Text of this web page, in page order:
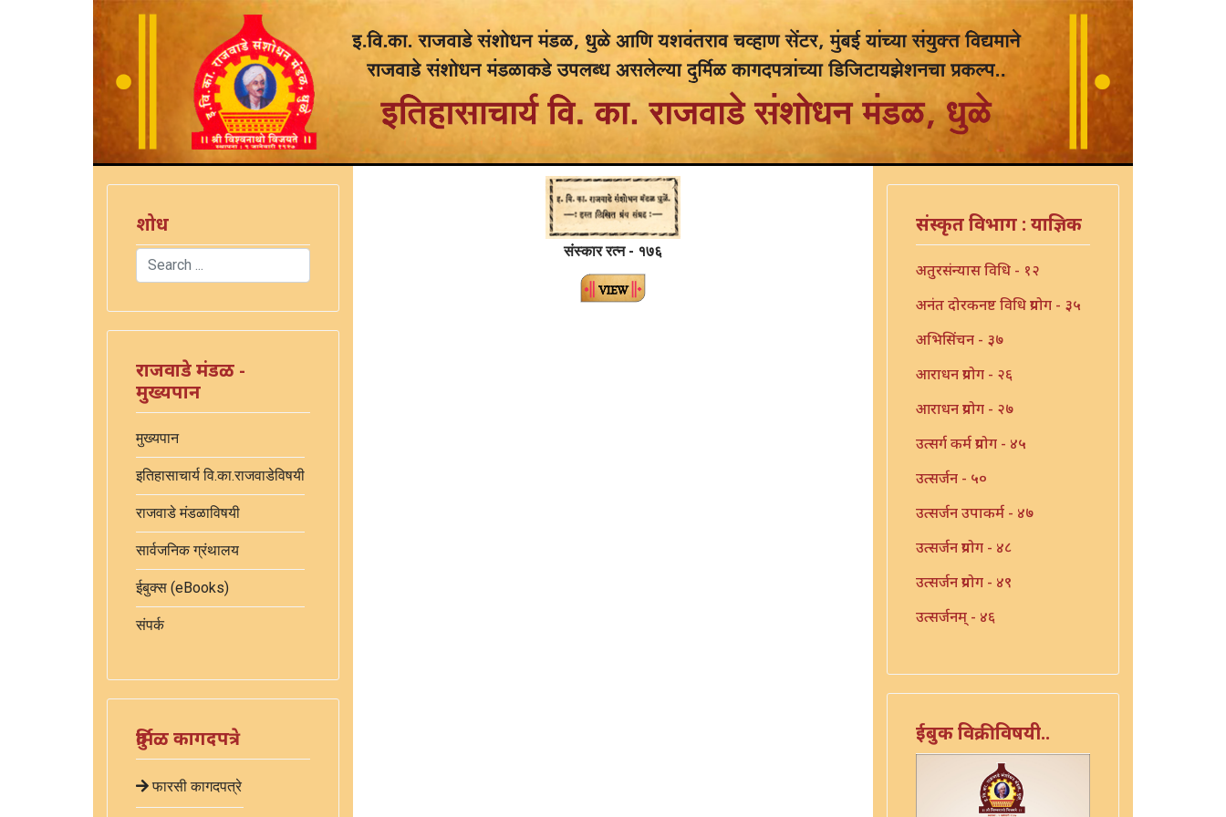
शोध
Search
राजवाडे मंडळ -
मुख्यपान
मुख्यपान
इतिहासाचार्य वि.का.राजवाडेविषयी
राजवाडे मंडळाविषयी
सार्वजनिक ग्रंथालय
ईबुक्स (eBooks)
संपर्क
दुर्मिळ कागदपत्रे
फारसी कागदपत्रे
संस्कार रत्न - १७६
संस्कृत विभाग : याज्ञिक
अतुरसंन्यास विधि - १२
अनंत दोरकनष्ट विधि प्रयोग - ३५
अभिसिंचन - ३७
आराधन प्रयोग - २६
आराधन प्रयोग - २७
उत्सर्ग कर्म प्रयोग - ४५
उत्सर्जन - ५०
उत्सर्जन उपाकर्म - ४७
उत्सर्जन प्रयोग - ४८
उत्सर्जन प्रयोग - ४९
उत्सर्जनम् - ४६
उपाकर्म - ४३
उपाकर्म - ४४
एका याज्ञिकाच्या ग्रंथांची यादी -
ईबुक विक्रीविषयी..